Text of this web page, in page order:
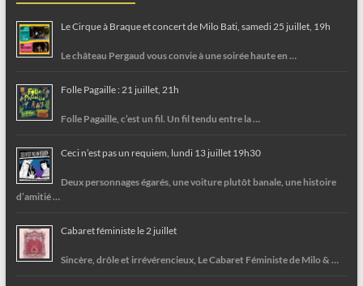
Le Cirque à Braque et concert de Milo Bati, samedi 25 juillet, 19h
Le château Pergaud vous convie à une soirée haute en …
Folle Pagaille : 21 juillet, 21h
Folle Pagaille, c’est un fil. Un fil tendu entre la …
Ceci n’est pas un requiem, lundi 13 juillet 19h30
Deux personnages égarés, une voiture plutôt banale, une histoire
d’amitié …
Cabaret féministe le 2 juillet
Sincère, drôle et irrévérencieux, Le Cabaret Féministe de Milo & …